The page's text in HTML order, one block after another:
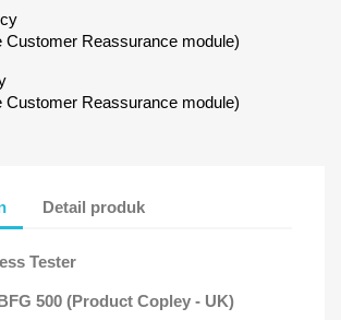
Customer Reassurance module)
Customer Reassurance module)
Detail produk
Tester
500 (Product Copley - UK)